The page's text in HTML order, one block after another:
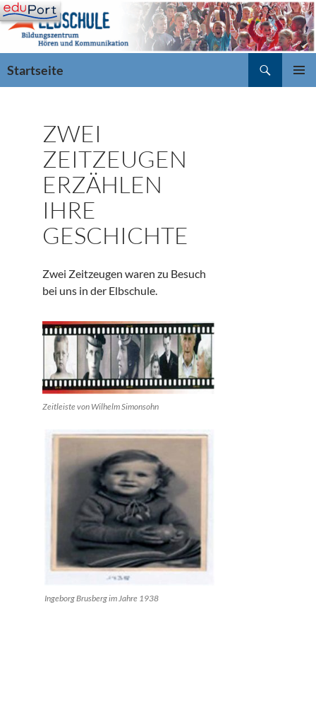
Zum
Inhalt
springen
Startseite
ZWEI
ZEITZEUGEN
ERZÄHLEN
IHRE
GESCHICHTE
Zwei Zeitzeugen waren zu Besuch
bei uns in der Elbschule.
Zeitleiste von Wilhelm Simonsohn
Ingeborg Brusberg im Jahre 1938